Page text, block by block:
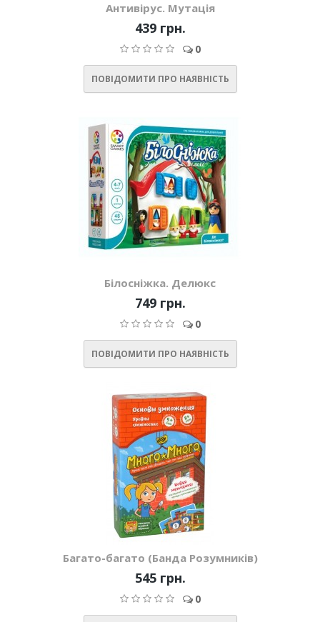
Антивірус. Мутація
439 грн.
0
ПОВІДОМИТИ ПРО НАЯВНІСТЬ
Білосніжка. Делюкс
749 грн.
0
ПОВІДОМИТИ ПРО НАЯВНІСТЬ
Багато-багато (Банда Розумників)
545 грн.
0